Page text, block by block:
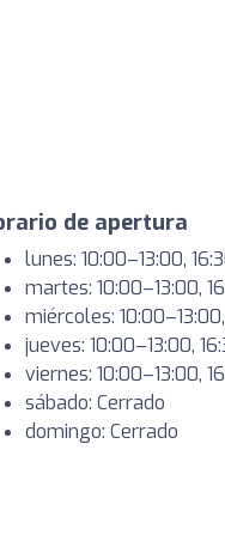
de apertura
lunes: 10:00–13:00,
martes: 10:00–13:00,
miércoles:
jueves: 10:00–13:00,
viernes: 10:00–13:00,
sábado: Cerrado
domingo: Cerrado